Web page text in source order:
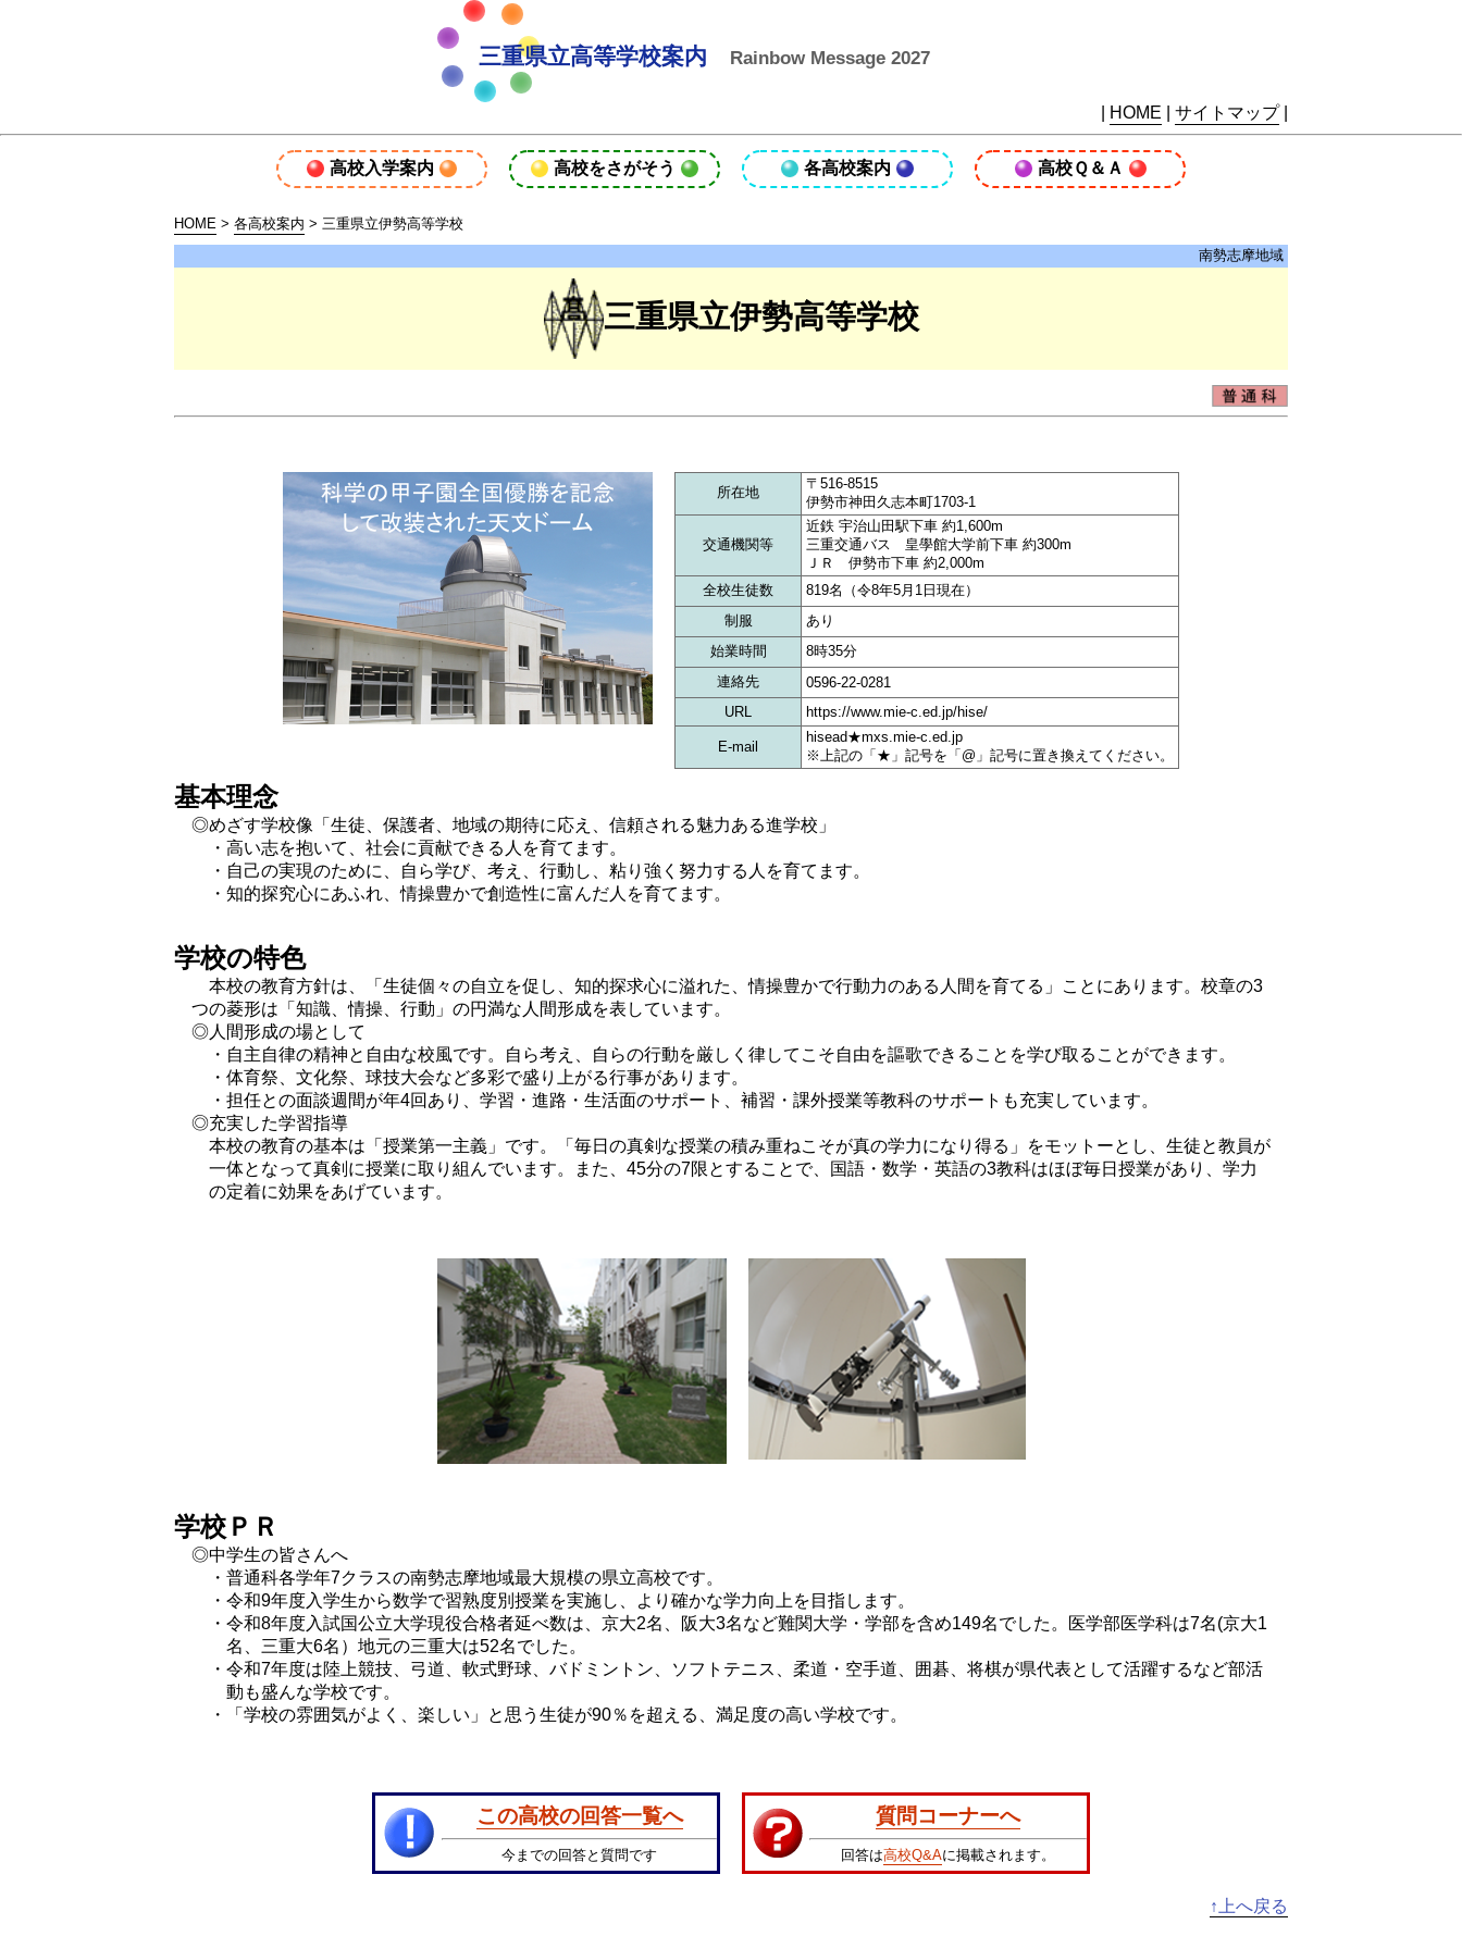
三重県立高等学校案内 Rainbow Message 2027
HOME サイトマップ|
高校入学案内 高校をさがそう 各高校案内 高校Ｑ＆Ａ
HOME > 各高校案内 > 三重県立伊勢高等学校
南勢志摩地域
三重県立伊勢高等学校
所在地
〒516-8515
伊勢市神田久志本町1703-1
交通機関等
近鉄 宇治山田駅下車 約1,600m
三重交通バス 皇學館大学前下車 約300m
ＪＲ 伊勢市下車 約2,000m
全校生徒数
819名（令8年5月1日現在）
制服
あり
始業時間
8時35分
連絡先
0596-22-0281
URL
https://www.mie-c.ed.jp/hise/
E-mail
hisead★mxs.mie-c.ed.jp
※上記の「★」記号を「@」記号に置き換えてください。
基本理念
◎めざす学校像「生徒、保護者、地域の期待に応え、信頼される魅力ある進学校」
・高い志を抱いて、社会に貢献できる人を育てます。
・自己の実現のために、自ら学び、考え、行動し、粘り強く努力する人を育てます。
・知的探究心にあふれ、情操豊かで創造性に富んだ人を育てます。
学校の特色
本校の教育方針は、「生徒個々の自立を促し、知的探求心に溢れた、情操豊かで行動力のある人間を育てる」ことにあります。校章の3
つの菱形は「知識、情操、行動」の円満な人間形成を表しています。
◎人間形成の場として
・自主自律の精神と自由な校風です。自ら考え、自らの行動を厳しく律してこそ自由を謳歌できることを学び取ることができます。
・体育祭、文化祭、球技大会など多彩で盛り上がる行事があります。
・担任との面談週間が年4回あり、学習・進路・生活面のサポート、補習・課外授業等教科のサポートも充実しています。
◎充実した学習指導
本校の教育の基本は「授業第一主義」です。「毎日の真剣な授業の積み重ねこそが真の学力になり得る」をモットーとし、生徒と教員が
一体となって真剣に授業に取り組んでいます。また、45分の7限とすることで、国語・数学・英語の3教科はほぼ毎日授業があり、学力
の定着に効果をあげています。
学校ＰＲ
◎中学生の皆さんへ
・普通科各学年7クラスの南勢志摩地域最大規模の県立高校です。
・令和9年度入学生から数学で習熟度別授業を実施し、より確かな学力向上を目指します。
・令和8年度入試国公立大学現役合格者延べ数は、京大2名、阪大3名など難関大学・学部を含め149名でした。医学部医学科は7名(京大1
名、三重大6名）地元の三重大は52名でした。
・令和7年度は陸上競技、弓道、軟式野球、バドミントン、ソフトテニス、柔道・空手道、囲碁、将棋が県代表として活躍するなど部活
動も盛んな学校です。
・「学校の雰囲気がよく、楽しい」と思う生徒が90％を超える、満足度の高い学校です。
この高校の回答一覧へ
今までの回答と質問です
質問コーナーへ
回答は高校Q&Aに掲載されます。
↑上へ戻る